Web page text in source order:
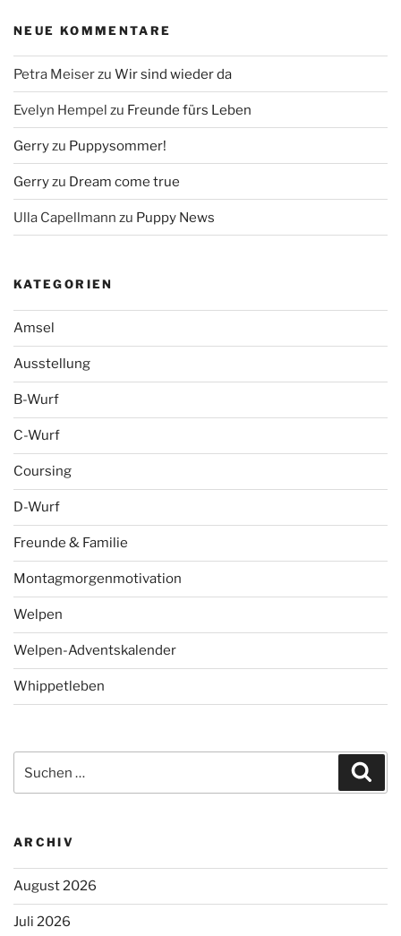
NEUE KOMMENTARE
Petra Meiserzu Wir sind wieder da
Evelyn Hempel zu Freunde fürs Leben
Gerryzu Puppysommer!
Gerryzu Dream come true
Ulla Capellmann zu Puppy News
KATEGORIEN
Amsel
Ausstellung
B-Wurf
C-Wurf
Coursing
D-Wurf
Freunde & Familie
Montagmorgenmotivation
Welpen
Welpen-Adventskalender
Whippetleben
nach:
ARCHIV
August 2026
Juli 2026